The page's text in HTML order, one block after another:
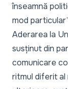
înseamnă
mod
Aderarea la
susținut din
comunicare
ritmul diferit